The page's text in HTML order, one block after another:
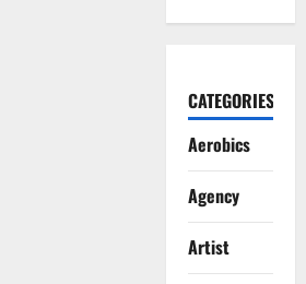
CATEGORIES
Aerobics
Agency
Artist